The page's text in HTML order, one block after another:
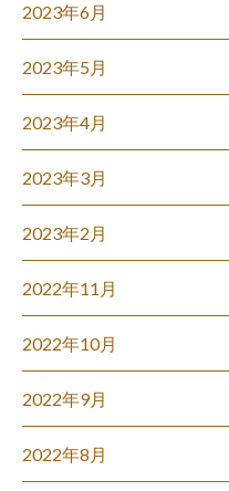
2023年6月
2023年5月
2023年4月
2023年3月
2023年2月
2022年11月
2022年10月
2022年9月
2022年8月